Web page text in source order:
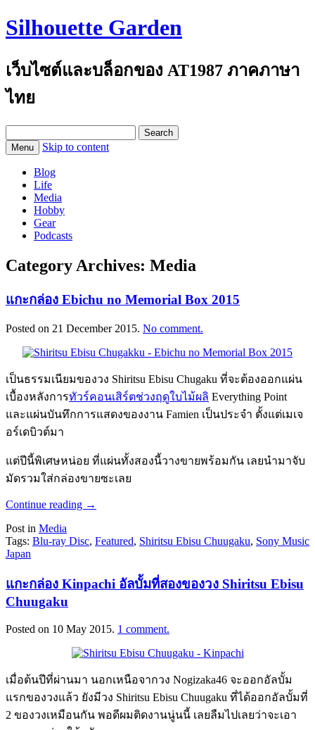
Silhouette Garden
เว็บไซต์และบล็อกของ AT1987 ภาคภาษา
ไทย
for:Menu Skip to content
Blog
Life
Media
Hobby
Gear
Podcasts
Category Archives: Media
แกะกล่อง Ebichu no Memorial Box 2015
Posted on 21 December 2015. No comment.
เป็นธรรมเนียมของวง Shiritsu Ebisu Chugaku ที่จะต้องออกแผ่น
เบื้องหลังการทัวร์คอนเสิร์ตช่วงฤดูใบไม้ผลิ Everything Point
และแผ่นบันทึกการแสดงของงาน Famien เป็นประจำ ตั้งแต่เมเจ
อร์เดบิวต์มา
แต่ปีนี้พิเศษหน่อย ที่แผ่นทั้งสองนี้วางขายพร้อมกัน เลยนำมาจับ
มัดรวมใส่กล่องขายซะเลย
Continue reading →
Post in Media
Tags: Blu-ray Disc, Featured, Shiritsu Ebisu Chuugaku, Sony Music
Japan
แกะกล่อง Kinpachi อัลบั้มที่สองของวง Shiritsu Ebisu
Chuugaku
Posted on 10 May 2015. 1 comment.
เมื่อต้นปีที่ผ่านมา นอกเหนือจากวง Nogizaka46 จะออกอัลบั้ม
แรกของวงแล้ว ยังมีวง Shiritsu Ebisu Chuugaku ที่ได้ออกอัลบั้มที่
2 ของวงเหมือนกัน พอดีผมติดงานนู่นนี้ เลยลืมไปเลยว่าจะเอา